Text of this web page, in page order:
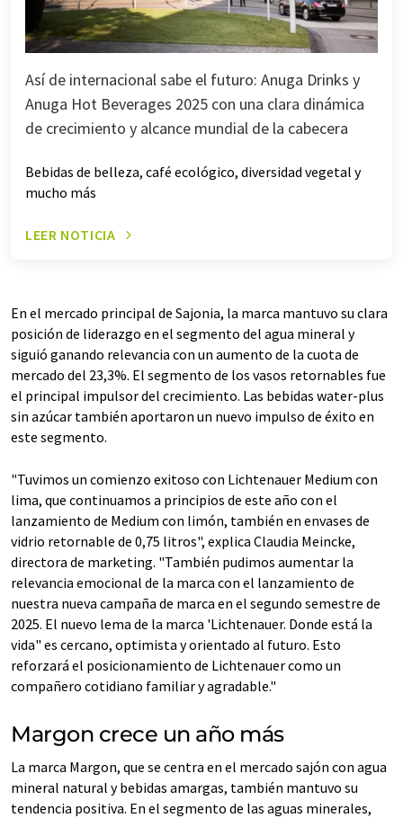
Así de internacional sabe el futuro: Anuga Drinks y
Anuga Hot Beverages 2025 con una clara dinámica
de crecimiento y alcance mundial de la cabecera
Bebidas de belleza, café ecológico, diversidad vegetal y
mucho más
LEER NOTICIA
En el mercado principal de Sajonia, la marca mantuvo su clara
posición de liderazgo en el segmento del agua mineral y
siguió ganando relevancia con un aumento de la cuota de
mercado del 23,3%. El segmento de los vasos retornables fue
el principal impulsor del crecimiento. Las bebidas water-plus
sin azúcar también aportaron un nuevo impulso de éxito en
este segmento.
"Tuvimos un comienzo exitoso con Lichtenauer Medium con
lima, que continuamos a principios de este año con el
lanzamiento de Medium con limón, también en envases de
vidrio retornable de 0,75 litros", explica Claudia Meincke,
directora de marketing. "También pudimos aumentar la
relevancia emocional de la marca con el lanzamiento de
nuestra nueva campaña de marca en el segundo semestre de
2025. El nuevo lema de la marca 'Lichtenauer. Donde está la
vida" es cercano, optimista y orientado al futuro. Esto
reforzará el posicionamiento de Lichtenauer como un
compañero cotidiano familiar y agradable."
Margon crece un año más
La marca Margon, que se centra en el mercado sajón con agua
mineral natural y bebidas amargas, también mantuvo su
tendencia positiva. En el segmento de las aguas minerales,